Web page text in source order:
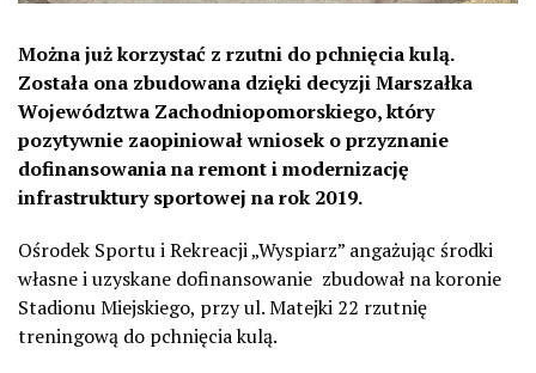
Można już korzystać z rzutni do pchnięcia kulą.
Została ona zbudowana dzięki decyzji Marszałka
Województwa Zachodniopomorskiego, który
pozytywnie zaopiniował wniosek o przyznanie
dofinansowania na remont i modernizację
infrastruktury sportowej na rok 2019.
Ośrodek Sportu i Rekreacji „Wyspiarz” angażując środki
własne i uzyskane dofinansowanie zbudował na koronie
Stadionu Miejskiego, przy ul. Matejki 22 rzutnię
treningową do pchnięcia kulą.